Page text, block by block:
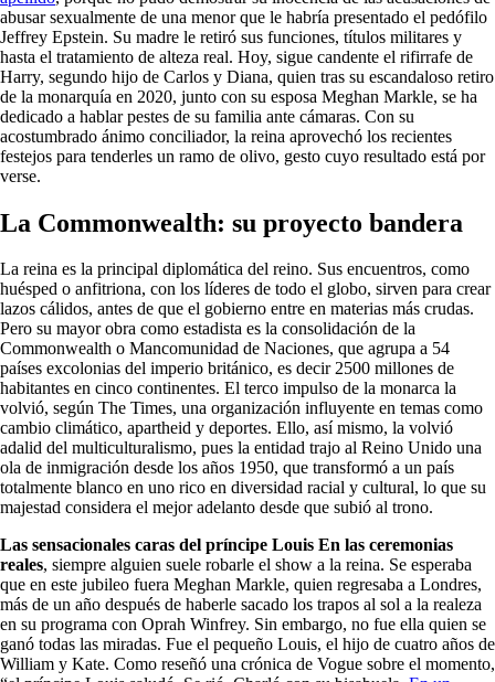
abusar sexualmente de una menor que le habría presentado el pedófilo
Jeffrey Epstein. Su madre le retiró sus funciones, títulos militares y
hasta el tratamiento de alteza real. Hoy, sigue candente el rifirrafe de
Harry, segundo hijo de Carlos y Diana, quien tras su escandaloso retiro
de la monarquía en 2020, junto con su esposa Meghan Markle, se ha
dedicado a hablar pestes de su familia ante cámaras. Con su
acostumbrado ánimo conciliador, la reina aprovechó los recientes
festejos para tenderles un ramo de olivo, gesto cuyo resultado está por
verse.
La Commonwealth: su proyecto bandera
La reina es la principal diplomática del reino. Sus encuentros, como
huésped o anfitriona, con los líderes de todo el globo, sirven para crear
lazos cálidos, antes de que el gobierno entre en materias más crudas.
Pero su mayor obra como estadista es la consolidación de la
Commonwealth o Mancomunidad de Naciones, que agrupa a 54
países excolonias del imperio británico, es decir 2500 millones de
habitantes en cinco continentes. El terco impulso de la monarca la
volvió, según The Times, una organización influyente en temas como
cambio climático, apartheid y deportes. Ello, así mismo, la volvió
adalid del multiculturalismo, pues la entidad trajo al Reino Unido una
ola de inmigración desde los años 1950, que transformó a un país
totalmente blanco en uno rico en diversidad racial y cultural, lo que su
majestad considera el mejor adelanto desde que subió al trono.
Las sensacionales caras del príncipe Louis En las ceremonias
reales, siempre alguien suele robarle el show a la reina. Se esperaba
que en este jubileo fuera Meghan Markle, quien regresaba a Londres,
más de un año después de haberle sacado los trapos al sol a la realeza
en su programa con Oprah Winfrey. Sin embargo, no fue ella quien se
ganó todas las miradas. Fue el pequeño Louis, el hijo de cuatro años de
William y Kate. Como reseñó una crónica de Vogue sobre el momento,